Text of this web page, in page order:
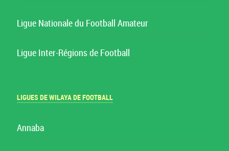
Ligue Nationale du Football Amateur
Ligue Inter-Régions de Football
LIGUES DE WILAYA DE FOOTBALL
Annaba